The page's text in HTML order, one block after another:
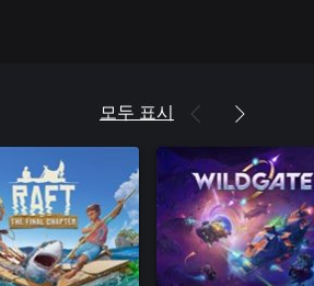
모두 표시